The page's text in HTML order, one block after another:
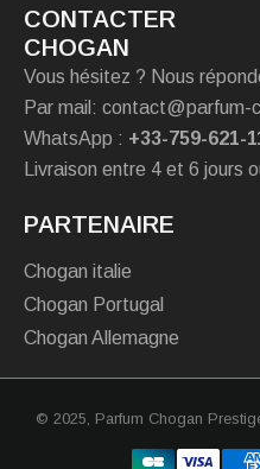
CONTACTER
CHOGAN
Vous hésitez ? Nous
Par mail: contact@parfum-
WhatsApp : +33-759-621-
Livraison entre 4 et 6 jours
PARTENAIRE
Chogan italie
Chogan Portugal
Chogan Allemagne
© 2025, Parfum Chogan